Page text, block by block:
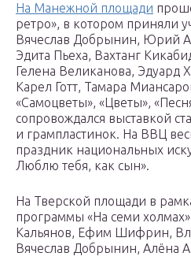
На Манежной площади
ретро», в котором приняли
Вячеслав Добрынин, Юрий
Эдита Пьеха, Вахтанг
Гелена Великанова, Эдуард
Карел Готт, Тамара
«Самоцветы», «Цветы»,
сопровождался выставкой
и грампластинок. На ВВЦ
праздник национальных
Люблю тебя, как сын».
На Тверской площади в
программы «На семи
Кальянов, Ефим Шифрин,
Вячеслав Добрынин, Алёна